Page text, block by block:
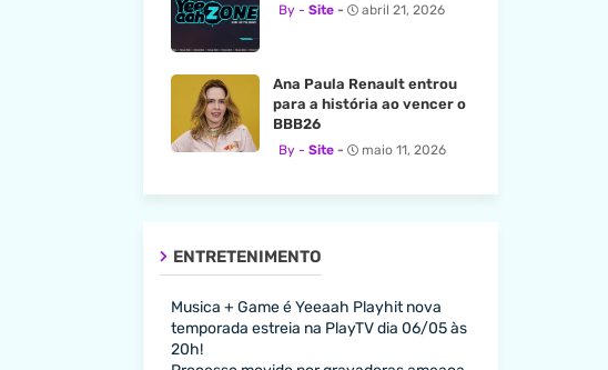
Site abril 21, 2026
Ana Paula Renault entrou
para a história ao vencer o
BBB26
Site maio 11, 2026
ENTRETENIMENTO
Musica + Game é Yeeaah Playhit nova
temporada estreia na PlayTV dia 06/05 às
20h!